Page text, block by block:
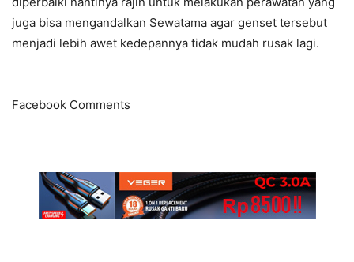
juga bisa mengandalkan Sewatama agar genset tersebut
menjadi lebih awet kedepannya tidak mudah rusak lagi.
Facebook Comments